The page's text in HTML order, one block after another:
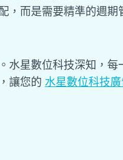
，而是需要精準的週期
水星數位科技深知，每
讓您的 水星數位科技